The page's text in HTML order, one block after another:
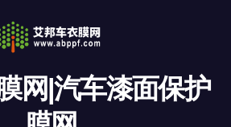
网|汽车漆面保护